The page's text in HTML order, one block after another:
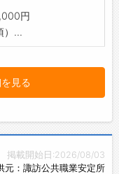
円
）...
見る
掲載開始日:2026/08/03
元：諏訪公共職業安定所